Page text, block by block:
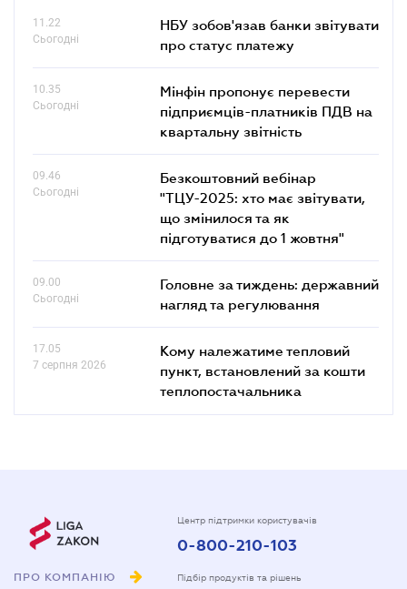
11.22
Сьогодні
НБУ зобов'язав банки звітувати
про статус платежу
10.35
Сьогодні
Мінфін пропонує перевести
підприємців-платників ПДВ на
квартальну звітність
09.46
Сьогодні
Безкоштовний вебінар
"ТЦУ-2025: хто має звітувати,
що змінилося та як
підготуватися до 1 жовтня"
09.00
Сьогодні
Головне за тиждень: державний
нагляд та регулювання
17.05
7 серпня 2026
Кому належатиме тепловий
пункт, встановлений за кошти
теплопостачальника
ПРО КОМПАНІЮ
Центр підтримки користувачів
0-800-210-103
Підбір продуктів та рішень